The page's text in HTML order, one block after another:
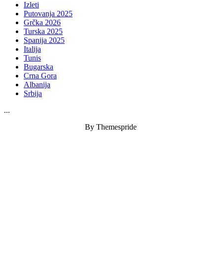
Izleti
Putovanja 2025
Grčka 2026
Turska 2025
Spanija 2025
Italija
Tunis
Bugarska
Crna Gora
Albanija
Srbija
...
By Themespride